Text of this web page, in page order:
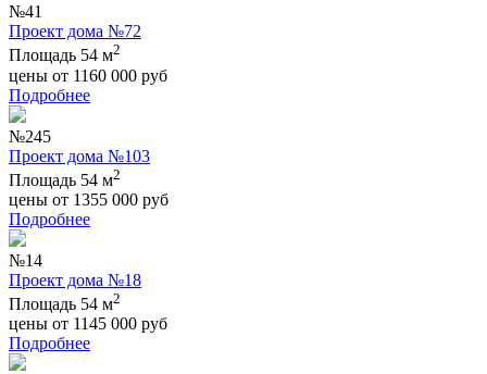
№41
Проект дома №72
Площадь 54 м2
цены от 1160 000 руб
Подробнее
№245
Проект дома №103
Площадь 54 м2
цены от 1355 000 руб
Подробнее
№14
Проект дома №18
Площадь 54 м2
цены от 1145 000 руб
Подробнее